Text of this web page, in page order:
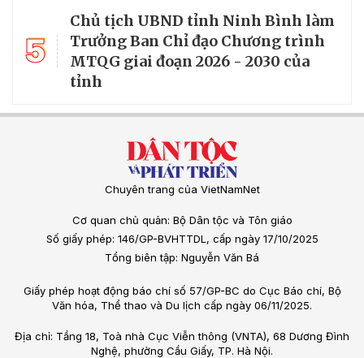
5
Chủ tịch UBND tỉnh Ninh Bình làm
Trưởng Ban Chỉ đạo Chương trình
MTQG giai đoạn 2026 - 2030 của
tỉnh
Chuyên trang của VietNamNet
Cơ quan chủ quản: Bộ Dân tộc và Tôn giáo
Số giấy phép: 146/GP-BVHTTDL, cấp ngày 17/10/2025
Tổng biên tập: Nguyễn Văn Bá
Giấy phép hoạt động báo chí số 57/GP-BC do Cục Báo chí, Bộ
Văn hóa, Thể thao và Du lịch cấp ngày 06/11/2025.
Địa chỉ: Tầng 18, Toà nhà Cục Viễn thông (VNTA), 68 Dương Đình
Nghệ, phường Cầu Giấy, TP. Hà Nội.